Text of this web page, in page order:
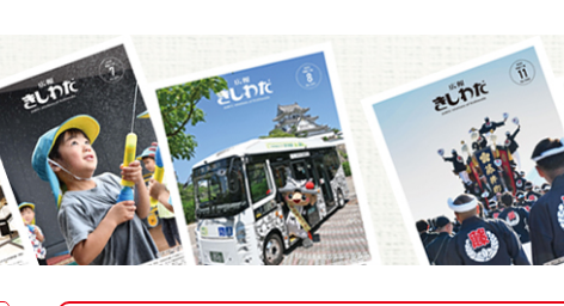
・ボラン
とじる
とじる
市政
市役所・施設の案内
とじる